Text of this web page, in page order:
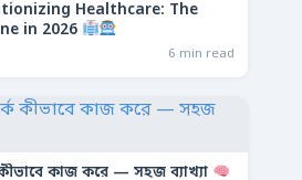
Healthcare: The
in 2026
6 min read
কাজ করে — সহজ ব্যাখ্যা